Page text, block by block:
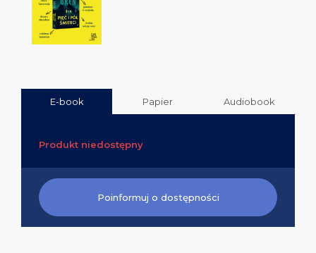
E-book Papier Audiobook
Produkt niedostępny
Poinformuj o dostępności